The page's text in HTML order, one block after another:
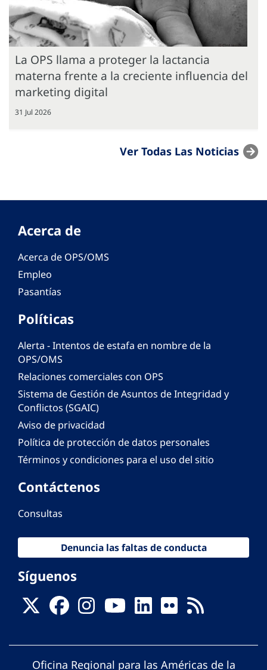
La OPS llama a proteger la lactancia
materna frente a la creciente influencia del
marketing digital
31 Jul 2026
Ver Todas Las Noticias
Acerca de
Acerca de OPS/OMS
Empleo
Pasantías
Políticas
Alerta - Intentos de estafa en nombre de la
OPS/OMS
Relaciones comerciales con OPS
Sistema de Gestión de Asuntos de Integridad y
Conflictos (SGAIC)
Aviso de privacidad
Política de protección de datos personales
Términos y condiciones para el uso del sitio
Contáctenos
Consultas
Denuncia las faltas de conducta
Síguenos
Oficina Regional para las Américas de la